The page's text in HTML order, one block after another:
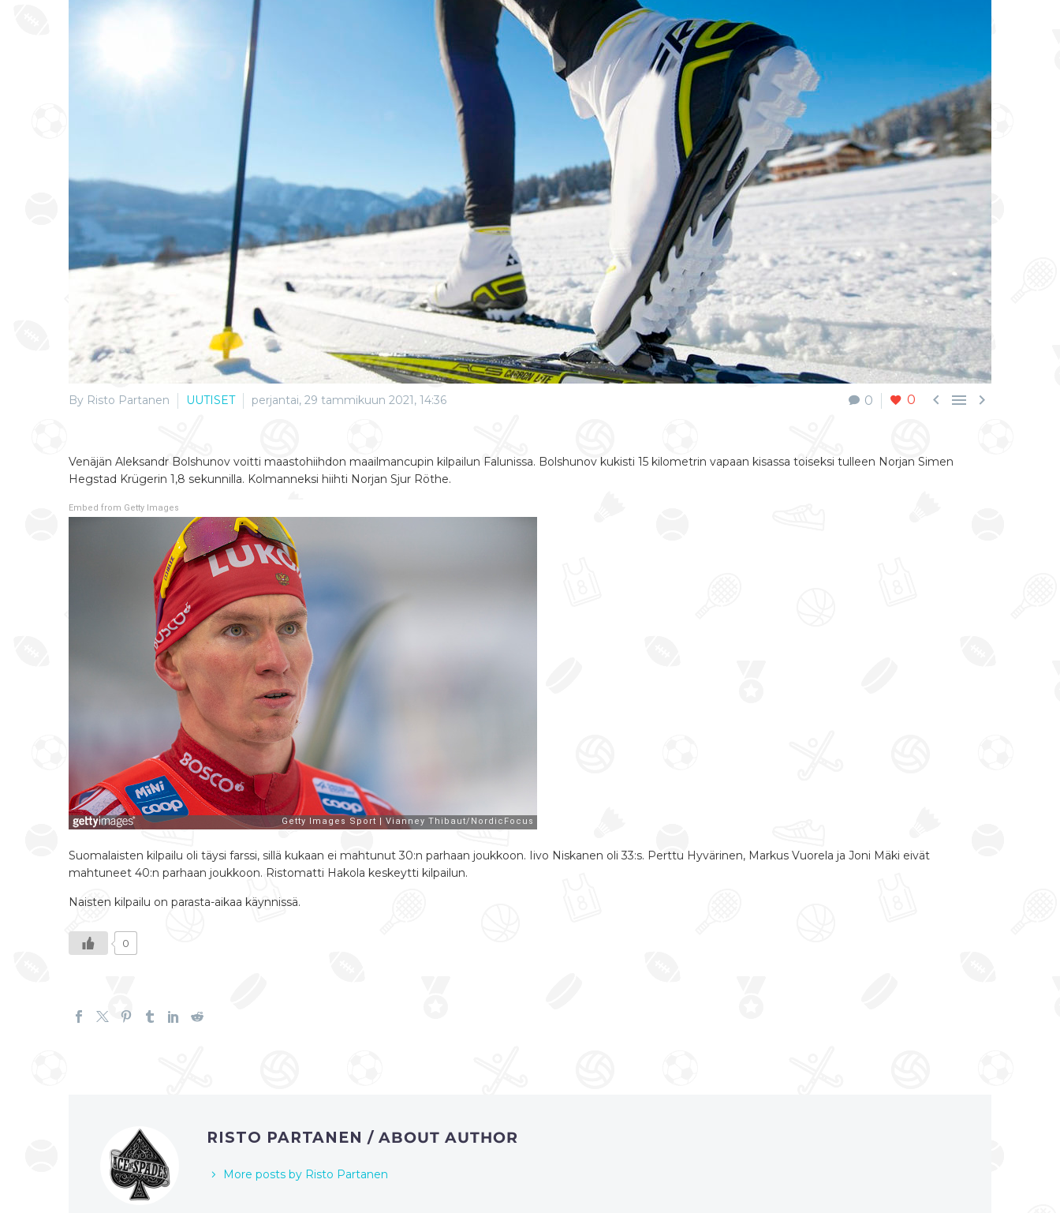
0 0   
By Risto Partanen UUTISET perjantai, 29 tammikuun 2021, 14:36
Venäjän Aleksandr Bolshunov voitti maastohiihdon maailmancupin kilpailun Falunissa. Bolshunov kukisti 15 kilometrin vapaan kisassa toiseksi tulleen Norjan Simen
Hegstad Krügerin 1,8 sekunnilla. Kolmanneksi hiihti Norjan Sjur Röthe.
Embed from Getty Images
Suomalaisten kilpailu oli täysi farssi, sillä kukaan ei mahtunut 30:n parhaan joukkoon. Iivo Niskanen oli 33:s. Perttu Hyvärinen, Markus Vuorela ja Joni Mäki eivät
mahtuneet 40:n parhaan joukkoon. Ristomatti Hakola keskeytti kilpailun.
Naisten kilpailu on parasta-aikaa käynnissä.
0
RISTO PARTANEN/ ABOUT AUTHOR
More posts by Risto Partanen